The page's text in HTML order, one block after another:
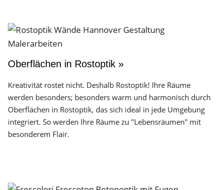
Oberflächen in Rostoptik »
Kreativität rostet nicht. Deshalb Rostoptik! Ihre Räume
werden besonders; besonders warm und harmonisch durch
Oberflächen in Rostoptik, das sich ideal in jede Umgebung
integriert. So werden Ihre Räume zu "Lebensräumen" mit
besonderem Flair.